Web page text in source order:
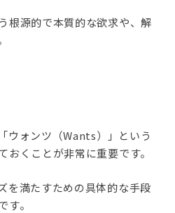
根源的で本質的な欲求や、解
ウォンツ（Wants）」という
くことが非常に重要です。
を満たすための具体的な手段
す。